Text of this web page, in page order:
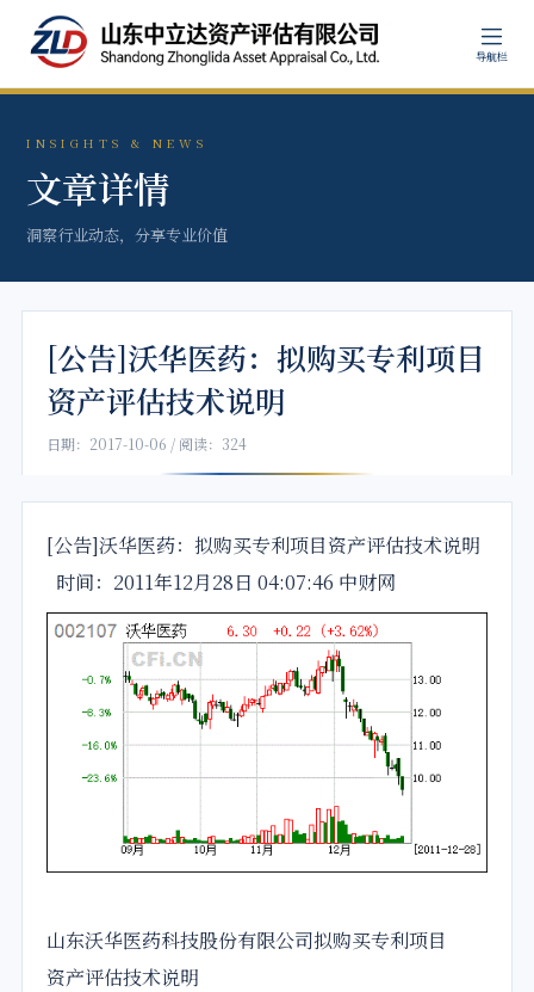
导航栏
INSIGHTS & NEWS
文章详情
洞察行业动态，分享专业价值
[公告]沃华医药：拟购买专利项目
资产评估技术说明
日期：2017-10-06 / 阅读：324
[公告]沃华医药：拟购买专利项目资产评估技术说明
时间：2011年12月28日 04:07:46 中财网
山东沃华医药科技股份有限公司拟购买专利项目
资产评估技术说明